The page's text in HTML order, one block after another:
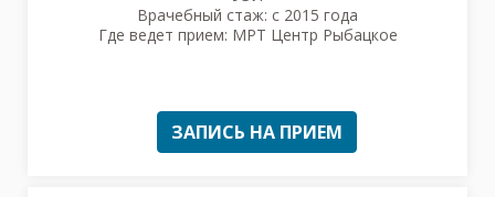
Врачебный стаж: с 2015 года
Где ведет прием: МРТ Центр Рыбацкое
ЗАПИСЬ НА ПРИЕМ